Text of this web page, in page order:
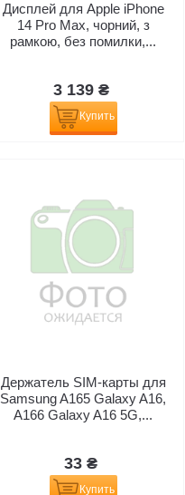
Дисплей для Apple iPhone
14 Pro Max, чорний, з
рамкою, без помилки,...
3 139 ₴
Купить
Держатель SIM-карты для
Samsung A165 Galaxy A16,
A166 Galaxy A16 5G,...
33 ₴
Купить